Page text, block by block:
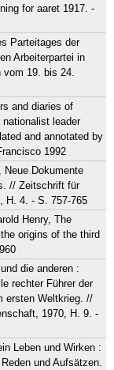
for aaret 1917. -
Parteitages der
Arbeiterpartei in
19. bis 24.
and diaries of
leader
and annotated by
1992
Neue Dokumente
// Zeitschrift für
H. 4. - S. 757-765
Henry, The
origins of the third
die anderen :
rechter Führer der
ersten Weltkrieg. //
1970, H. 9. -
Leben und Wirken :
und Aufsätzen.